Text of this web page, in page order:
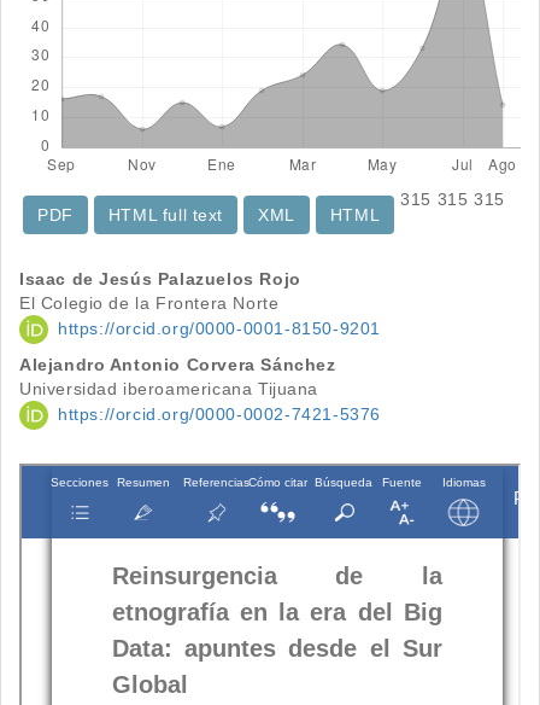
315
PDF
315
HTML full text
XML
315
HTML
Contenido
principal
del
artículo
Isaac de Jesús Palazuelos Rojo
El Colegio de la Frontera Norte
https://orcid.org/0000-0001-8150-9201
Alejandro Antonio Corvera Sánchez
Universidad iberoamericana Tijuana
https://orcid.org/0000-0002-7421-5376